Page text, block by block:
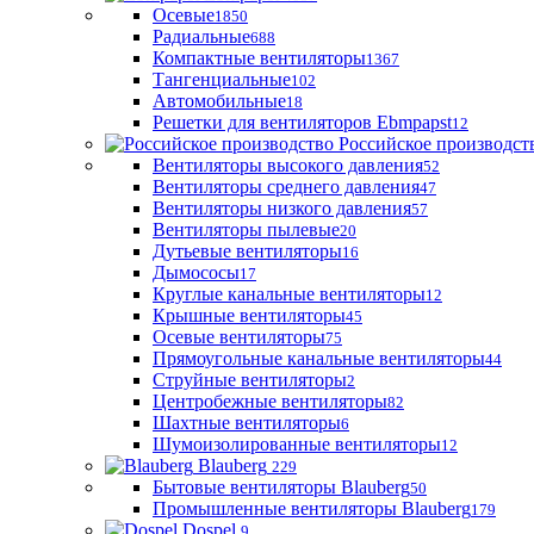
Осевые1850
Радиальные688
Компактные вентиляторы1367
Тангенциальные102
Автомобильные18
Решетки для вентиляторов Ebmpapst12
Российское
Вентиляторы высокого давления52
Вентиляторы среднего давления47
Вентиляторы низкого давления57
Вентиляторы пылевые20
Дутьевые вентиляторы16
Дымососы17
Круглые канальные вентиляторы12
Крышные вентиляторы45
Осевые вентиляторы75
Прямоугольные канальные вентиляторы44
Струйные вентиляторы2
Центробежные вентиляторы82
Шахтные вентиляторы6
Шумоизолированные вентиляторы12
Blauberg 229
Бытовые вентиляторы Blauberg50
Промышленные вентиляторы Blauberg179
Dospel